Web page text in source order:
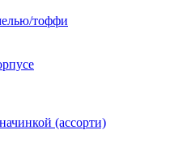
тоффи
(ассорти)